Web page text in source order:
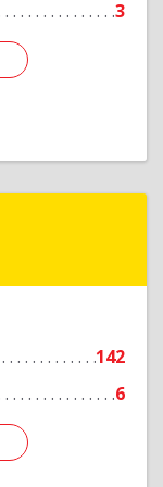
3
142
6